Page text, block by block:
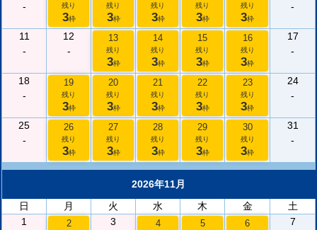
-
残り
3枠
残り
3枠
残り
3枠
残り
3枠
残り
3枠
-
11
-
12
-
13
残り
3枠
14
残り
3枠
15
残り
3枠
16
残り
3枠
17
-
18
-
19
残り
3枠
20
残り
3枠
21
残り
3枠
22
残り
3枠
23
残り
3枠
24
-
25
-
26
残り
3枠
27
残り
3枠
28
残り
3枠
29
残り
3枠
30
残り
3枠
31
-
2026年11月
日
月 火 水 木 金
土
1
2
3
4 5 6
7